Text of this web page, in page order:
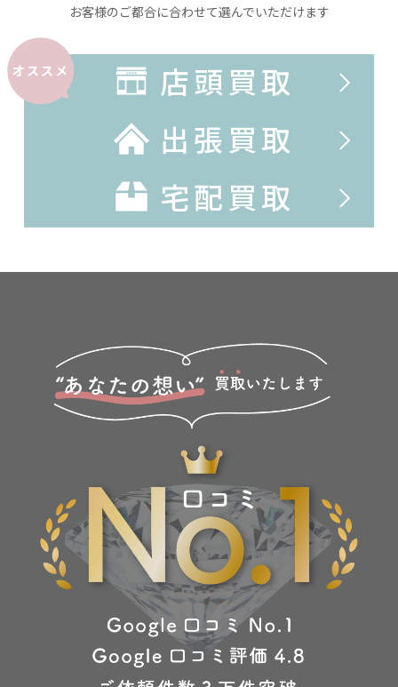
お客様のご都合に合わせて選んでいただけます
オススメ
店頭買取
出張買取
宅配買取